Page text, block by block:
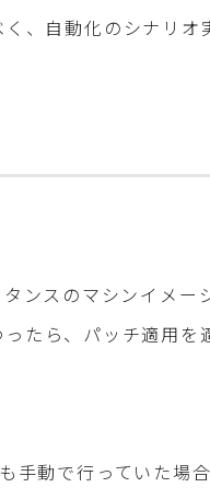
、自動化のシナリオ
ンスのマシンイメー
たら、パッチ適用を
動で行っていた場合